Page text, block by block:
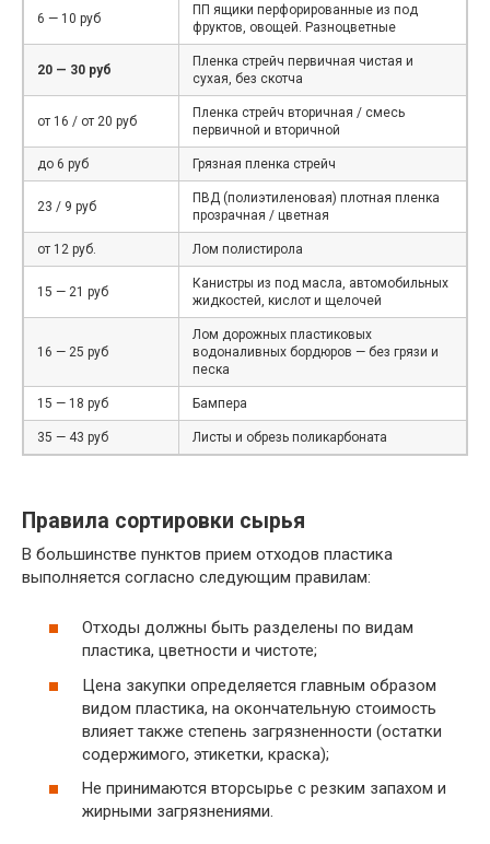
6 — 10 руб
ПП ящики перфорированные из под
фруктов, овощей. Разноцветные
20 — 30 руб
Пленка стрейч первичная чистая и
сухая, без скотча
от 16 / от 20 руб
Пленка стрейч вторичная / смесь
первичной и вторичной
до 6 руб Грязная пленка стрейч
23 / 9 руб
ПВД (полиэтиленовая) плотная пленка
прозрачная / цветная
от 12 руб. Лом полистирола
15 — 21 руб
Канистры из под масла, автомобильных
жидкостей, кислот и щелочей
16 — 25 руб
Лом дорожных пластиковых
водоналивных бордюров — без грязи и
песка
15 — 18 руб Бампера
35 — 43 руб Листы и обрезь поликарбоната
Правила сортировки сырья
В большинстве пунктов прием отходов пластика
выполняется согласно следующим правилам:
Отходы должны быть разделены по видам
пластика, цветности и чистоте;
Цена закупки определяется главным образом
видом пластика, на окончательную стоимость
влияет также степень загрязненности (остатки
содержимого, этикетки, краска);
Не принимаются вторсырье с резким запахом и
жирными загрязнениями.